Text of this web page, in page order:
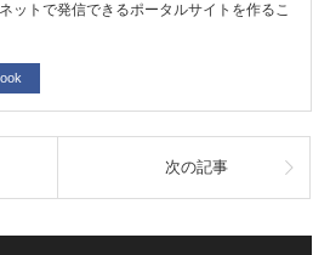
ットで発信できるポータルサイトを作るこ
次の記事